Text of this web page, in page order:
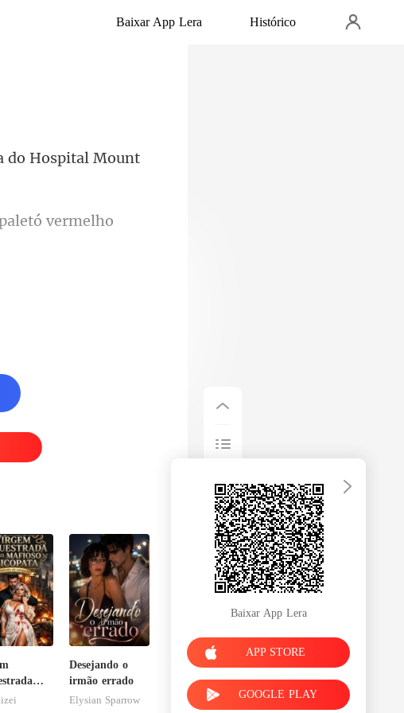
Baixar App Lera Histórico
do Hospital Mount
ve
Desejando o
irmão errado
Elysian Sparrow
Baixar App Lera
APP STORE
GOOGLE PLAY